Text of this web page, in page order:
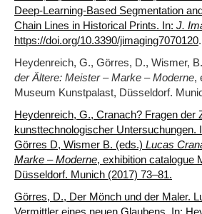
Deep-Learning-Based Segmentation
Chain Lines in Historical Prints.
In: J.
https://doi.org/10.3390/jimaging7070120.
Heydenreich, G., Görres, D., Wismer,
der Ältere: Meister – Marke – Moderne,
Museum Kunstpalast, Düsseldorf.
Heydenreich, G., Cranach? Fragen der
kunsttechnologischer Untersuchungen.
Görres D, Wismer B. (eds.) Lucas
Marke – Moderne , exhibition catalogue
Düsseldorf. Munich (2017) 73‒81.
Görres, D., Der Mönch und der Maler.
Vermittler eines neuen Glaubens. In: